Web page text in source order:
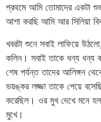
প্রথমে আমি তোমাদের একটা
আশা করছি আমি আর সিলিয়া
খবরটা শুনে সবাই লাফিয়ে
কলিন। সবাই তাকে ধন্য ধন্য
শেষ পর্যন্ত তাদের আলিঙ্গন
ভয়ঙ্কর লজ্জা তাকে পেয়ে
করেছিল। ওর মুখ দেখে মনে
মুখে।